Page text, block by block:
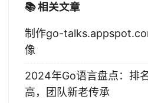
📚 相关文章
制作go-
像
2024年Go语言盘点：排
高，团队新老传承